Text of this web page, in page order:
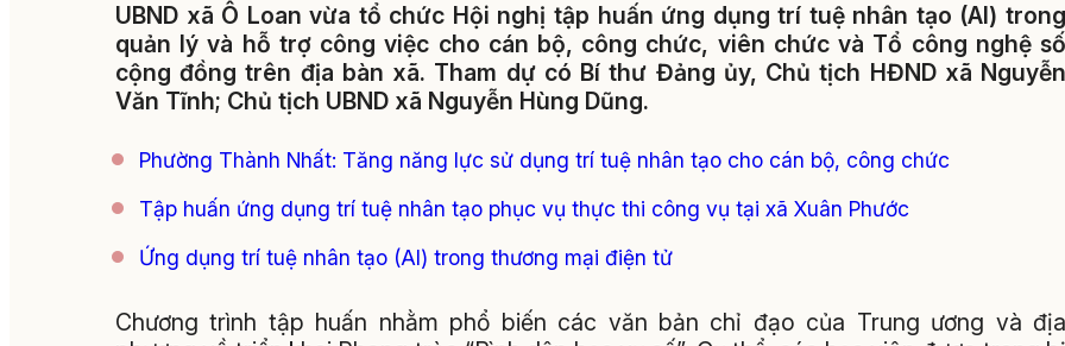
UBND xã Ô Loan vừa tổ chức Hội nghị tập huấn ứng dụng trí tuệ nhân tạo (AI) trong
quản lý và hỗ trợ công việc cho cán bộ, công chức, viên chức và Tổ công nghệ số
cộng đồng trên địa bàn xã. Tham dự có Bí thư Đảng ủy, Chủ tịch HĐND xã
Văn Tĩnh; Chủ tịch UBND xã Nguyễn Hùng Dũng.
Phường Thành Nhất: Tăng năng lực sử dụng trí tuệ nhân tạo cho cán bộ, công chức
Tập huấn ứng dụng trí tuệ nhân tạo phục vụ thực thi công vụ tại xã Xuân Phước
Ứng dụng trí tuệ nhân tạo (AI) trong thương mại điện tử
Chương trình tập huấn nhằm phổ biến các văn bản chỉ đạo của Trung ương và địa